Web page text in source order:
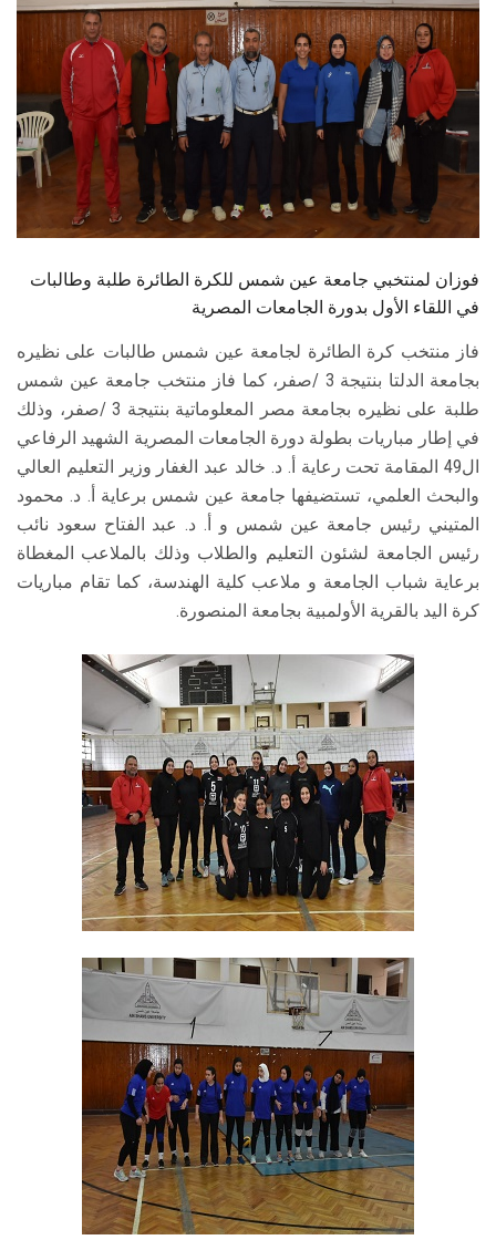
الدراسات العليا
الخريجين
الموظفون
الزائـرون
فوزان لمنتخبي جامعة عين شمس للكرة الطائرة طلبة وطالبات
في اللقاء الأول بدورة الجامعات المصرية
فاز منتخب كرة الطائرة لجامعة عين شمس طالبات على نظيره
بجامعة الدلتا بنتيجة 3 /صفر، كما فاز منتخب جامعة عين شمس
طلبة على نظيره بجامعة مصر المعلوماتية بنتيجة 3 /صفر، وذلك
في إطار مباريات بطولة دورة الجامعات المصرية الشهيد الرفاعي
ال49 المقامة تحت رعاية أ. د. خالد عبد الغفار وزير التعليم العالي
والبحث العلمي، تستضيفها جامعة عين شمس برعاية أ. د. محمود
المتيني رئيس جامعة عين شمس و أ. د. عبد الفتاح سعود نائب
رئيس الجامعة لشئون التعليم والطلاب وذلك بالملاعب المغطاة
برعاية شباب الجامعة و ملاعب كلية الهندسة، كما تقام مباريات
كرة اليد بالقرية الأولمبية بجامعة المنصورة.